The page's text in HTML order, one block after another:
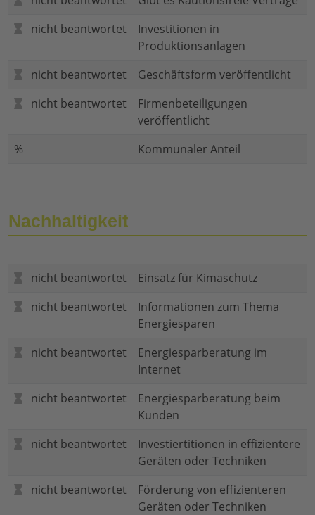
nicht beantwortet
Investitionen in
Produktionsanlagen
nicht beantwortet
Geschäftsform veröffentlicht
nicht beantwortet
Firmenbeteiligungen
veröffentlicht
%
Kommunaler Anteil
Nachhaltigkeit
nicht beantwortet
Einsatz für Kimaschutz
nicht beantwortet
Informationen zum Thema
Energiesparen
nicht beantwortet
Energiesparberatung im
Internet
nicht beantwortet
Energiesparberatung beim
Kunden
nicht beantwortet
Investiertitionen in effizientere
Geräten oder Techniken
nicht beantwortet
Förderung von effizienteren
Geräten oder Techniken